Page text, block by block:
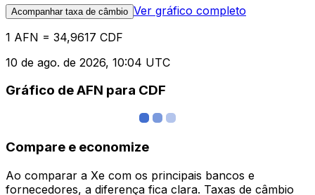
Acompanhar taxa de câmbio Ver gráfico completo
1 AFN = 34,9617 CDF
10 de ago. de 2026, 10:04 UTC
Gráfico de AFN para CDF
Compare e economize
Ao comparar a Xe com os principais bancos e
fornecedores, a diferença fica clara. Taxas de câmbio